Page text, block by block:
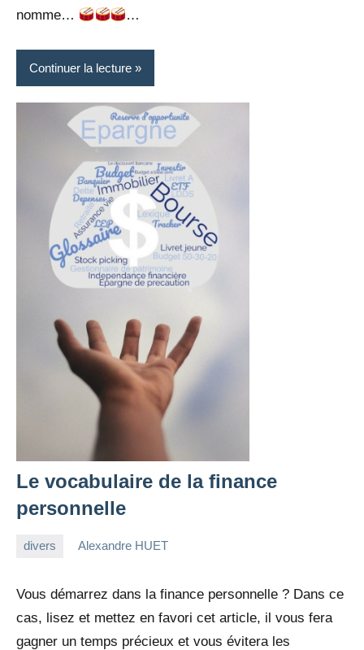
nomme…
…
Continuer la lecture
Le vocabulaire de la finance
personnelle
divers
2022
Alexandre HUET
Vous démarrez dans la finance personnelle ? Dans ce
cas, lisez et mettez en favori cet article, il vous fera
gagner un temps précieux et vous évitera les